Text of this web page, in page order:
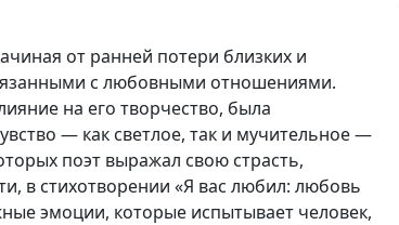
от ранней потери близких и
с любовными отношениями.
на его творчество, была
— как светлое, так и мучительное —
поэт выражал свою страсть,
в стихотворении «Я вас любил: любовь
эмоции, которые испытывает человек,